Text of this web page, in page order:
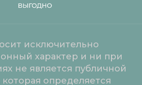
исключительно
характер и ни при
не является публичной
определяется